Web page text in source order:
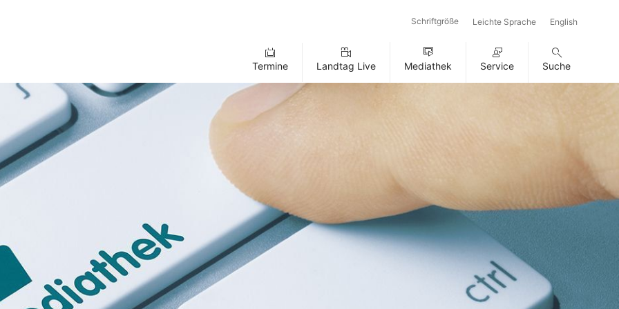
Schriftgröße Leichte Sprache English
Termine Landtag Live Mediathek Service Suche